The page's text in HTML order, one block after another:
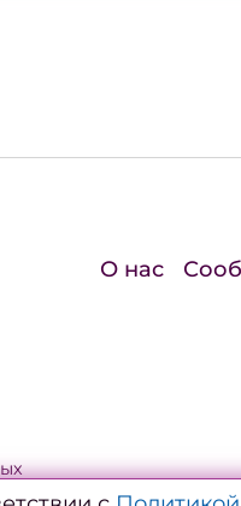
О нас